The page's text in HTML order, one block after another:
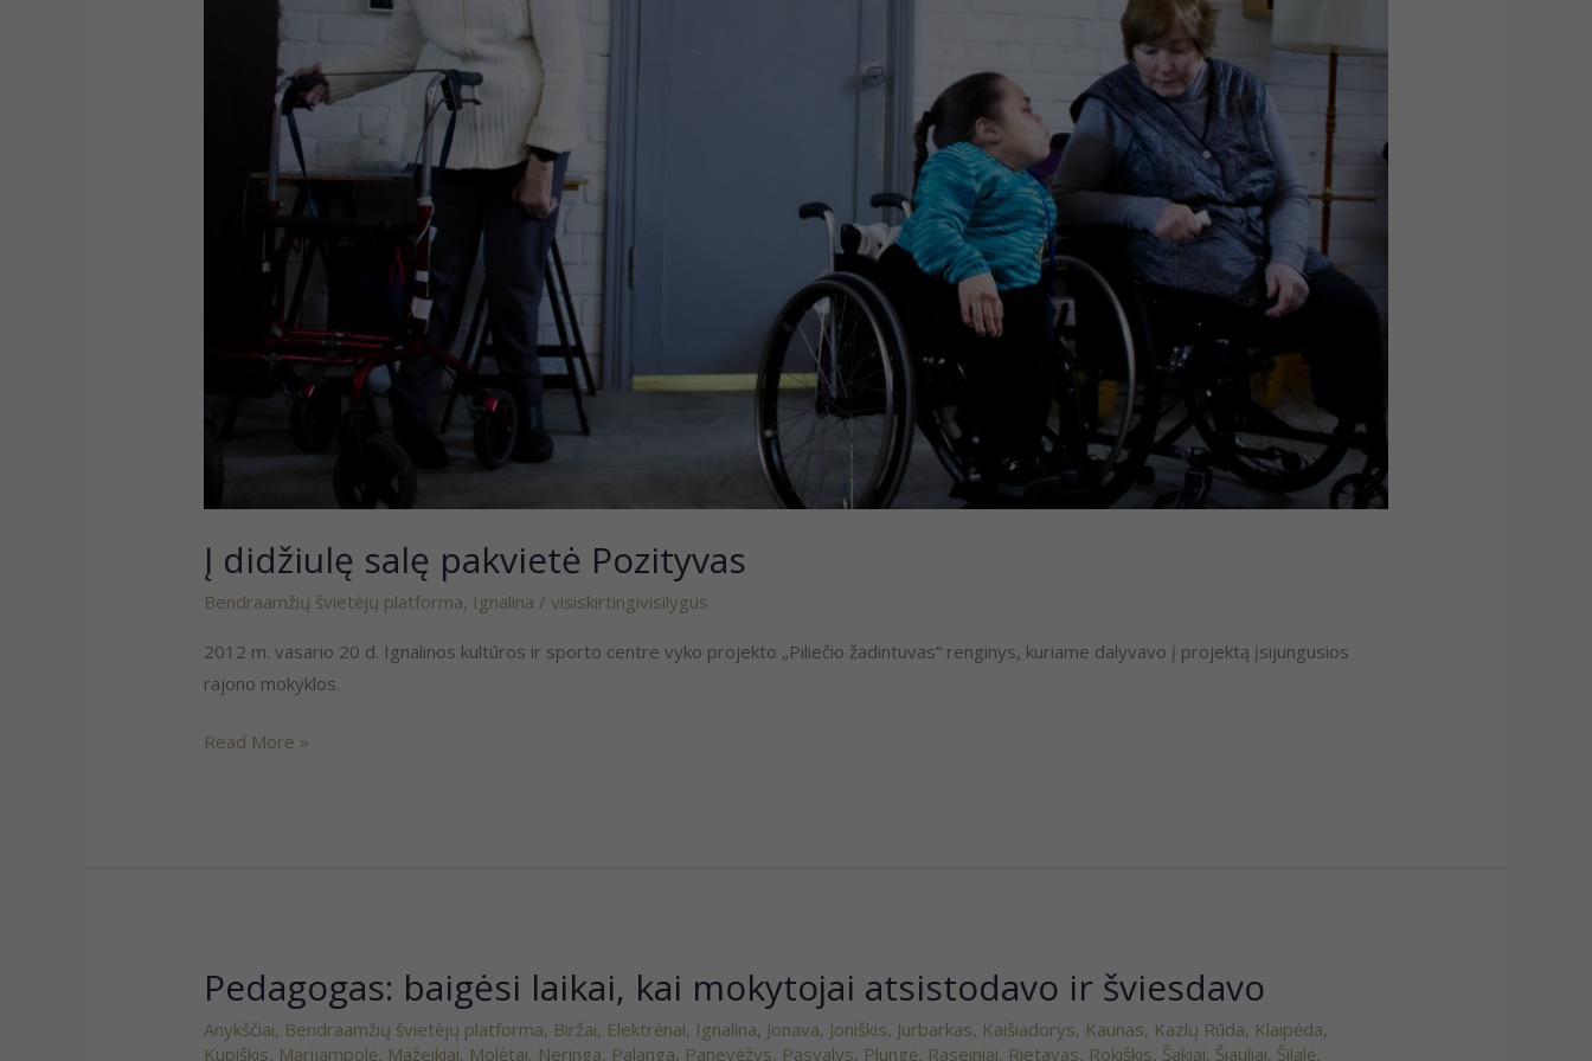
Į didžiulę salę pakvietė Pozityvas
Bendraamžių švietėjų platforma, Ignalina /visiskirtingivisilygus
2012 m. vasario 20 d. Ignalinos kultūros ir sporto centre vyko projekto „Piliečio žadintuvas“ renginys, kuriame dalyvavo į projektą įsijungusios
rajono mokyklos.
Read More »
Pedagogas: baigėsi laikai, kai mokytojai atsistodavo ir šviesdavo
Anykščiai, Bendraamžių švietėjų platforma, Biržai, Elektrėnai, Ignalina, Jonava, Joniškis, Jurbarkas, Kaišiadorys, Kaunas, Kazlų Rūda, Klaipėda,
Kupiškis, Marijampolė, Mažeikiai, Molėtai, Neringa, Palanga, Panevėžys, Pasvalys, Plungė, Raseiniai, Rietavas, Rokiškis, Šakiai, Šiauliai, Šilalė,
Pedagogas:
laikai,